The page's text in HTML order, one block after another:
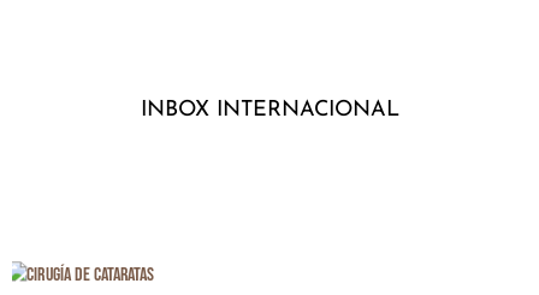
INBOX INTERNACIONAL